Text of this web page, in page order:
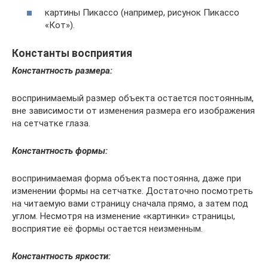
картины Пикассо (например, рисунок Пикассо
«Кот»).
Константы восприятия
Константность размера:
воспринимаемый размер объекта остается постоянным,
вне зависимости от изменения размера его изображения
на сетчатке глаза.
Константность формы:
воспринимаемая форма объекта постоянна, даже при
изменении формы на сетчатке. Достаточно посмотреть
на читаемую вами страницу сначала прямо, а затем под
углом. Несмотря на изменение «картинки» страницы,
восприятие её формы остается неизменным.
Константность яркости: